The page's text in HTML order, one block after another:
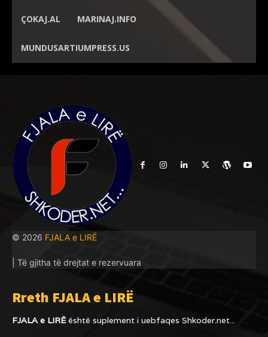
ÇOKAJ.AL MARINAJ.INFO
MUNDUSARTIUMPRESS.US
© 2026 FJALA e LIRË
| Të gjitha të drejtat e rezervuara
Rreth FJALA e LIRË
FJALA e LIRËështë suplement i uebfaqes Shkoder.net...